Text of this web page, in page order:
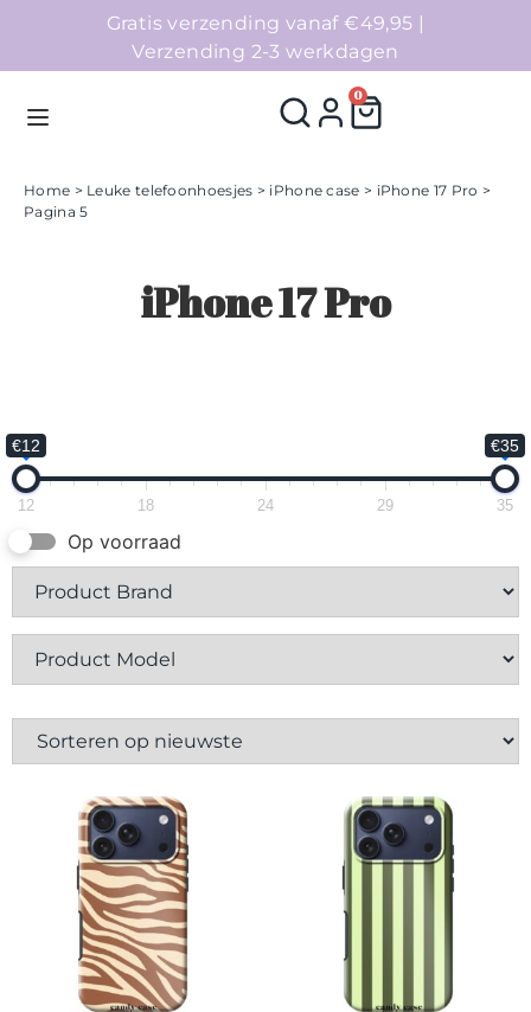
Gratis verzending vanaf €49,95 |
Verzending 2-3 werkdagen
0
Telefoonhoesjes
Collecties
Contact
Home > Leuke telefoonhoesjes > iPhone case > iPhone 17 Pro >
Pagina 5
iPhone 17 Pro
€12 €35
12 18 24 29 35
Op voorraad